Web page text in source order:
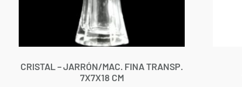
CRISTAL – JARRÓN/MAC. FINA TRANSP.
7X7X18 CM